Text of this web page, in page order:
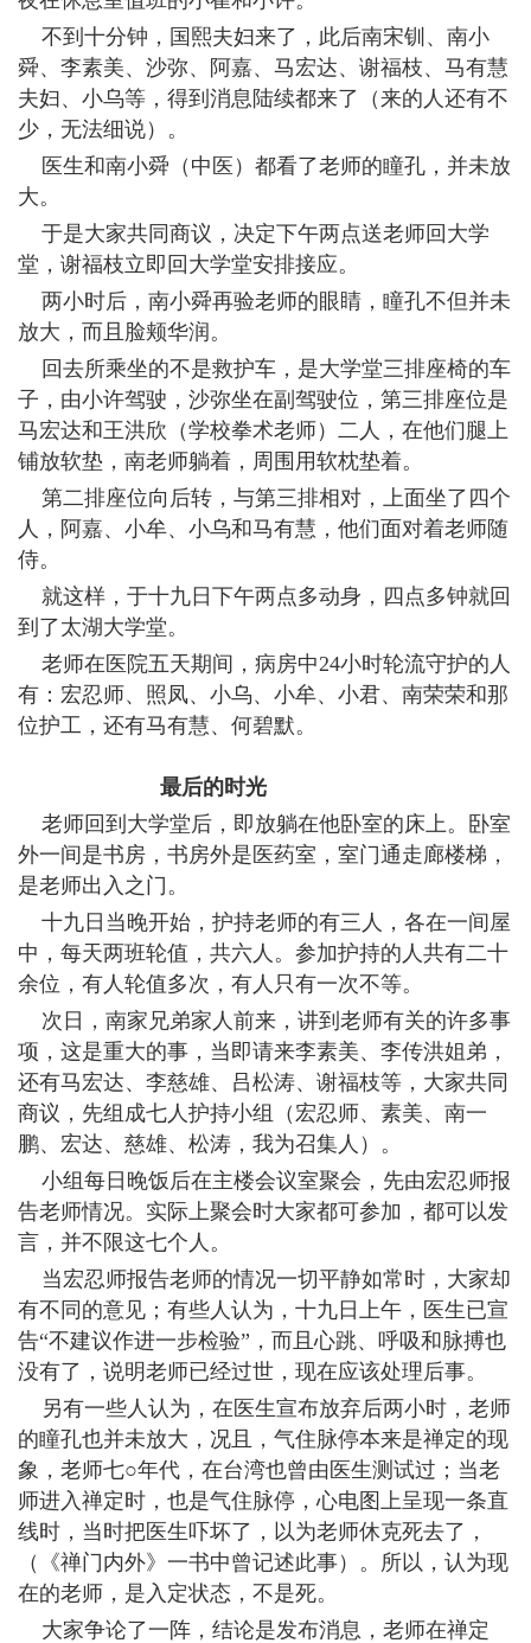
不到十分钟，国熙夫妇来了，此后南宋钏、南小
舜、李素美、沙弥、阿嘉、马宏达、谢福枝、马有慧
夫妇、小乌等，得到消息陆续都来了（来的人还有不
少，无法细说）。
医生和南小舜（中医）都看了老师的瞳孔，并未放
大。
于是大家共同商议，决定下午两点送老师回大学
堂，谢福枝立即回大学堂安排接应。
两小时后，南小舜再验老师的眼睛，瞳孔不但并未
放大，而且脸颊华润。
回去所乘坐的不是救护车，是大学堂三排座椅的车
子，由小许驾驶，沙弥坐在副驾驶位，第三排座位是
马宏达和王洪欣（学校拳术老师）二人，在他们腿上
铺放软垫，南老师躺着，周围用软枕垫着。
第二排座位向后转，与第三排相对，上面坐了四个
人，阿嘉、小牟、小乌和马有慧，他们面对着老师随
侍。
就这样，于十九日下午两点多动身，四点多钟就回
到了太湖大学堂。
老师在医院五天期间，病房中24小时轮流守护的人
有：宏忍师、照凤、小乌、小牟、小君、南荣荣和那
位护工，还有马有慧、何碧默。
最后的时光
老师回到大学堂后，即放躺在他卧室的床上。卧室
外一间是书房，书房外是医药室，室门通走廊楼梯，
是老师出入之门。
十九日当晚开始，护持老师的有三人，各在一间屋
中，每天两班轮值，共六人。参加护持的人共有二十
余位，有人轮值多次，有人只有一次不等。
次日，南家兄弟家人前来，讲到老师有关的许多事
项，这是重大的事，当即请来李素美、李传洪姐弟，
还有马宏达、李慈雄、吕松涛、谢福枝等，大家共同
商议，先组成七人护持小组（宏忍师、素美、南一
鹏、宏达、慈雄、松涛，我为召集人）。
小组每日晚饭后在主楼会议室聚会，先由宏忍师报
告老师情况。实际上聚会时大家都可参加，都可以发
言，并不限这七个人。
当宏忍师报告老师的情况一切平静如常时，大家却
有不同的意见；有些人认为，十九日上午，医生已宣
告“不建议作进一步检验”，而且心跳、呼吸和脉搏也
没有了，说明老师已经过世，现在应该处理后事。
另有一些人认为，在医生宣布放弃后两小时，老师
的瞳孔也并未放大，况且，气住脉停本来是禅定的现
象，老师七○年代，在台湾也曾由医生测试过；当老
师进入禅定时，也是气住脉停，心电图上呈现一条直
线时，当时把医生吓坏了，以为老师休克死去了，
（《禅门内外》一书中曾记述此事）。所以，认为现
在的老师，是入定状态，不是死。
大家争论了一阵，结论是发布消息，老师在禅定